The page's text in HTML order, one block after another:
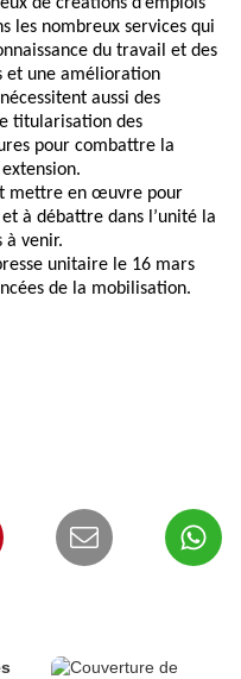
les nombreux services qui
du travail et des
et une amélioration
aussi des
titularisation des
pour combattre la
mettre en œuvre pour
à débattre dans l’unité la
à venir.
unitaire le 16 mars
de la mobilisation.